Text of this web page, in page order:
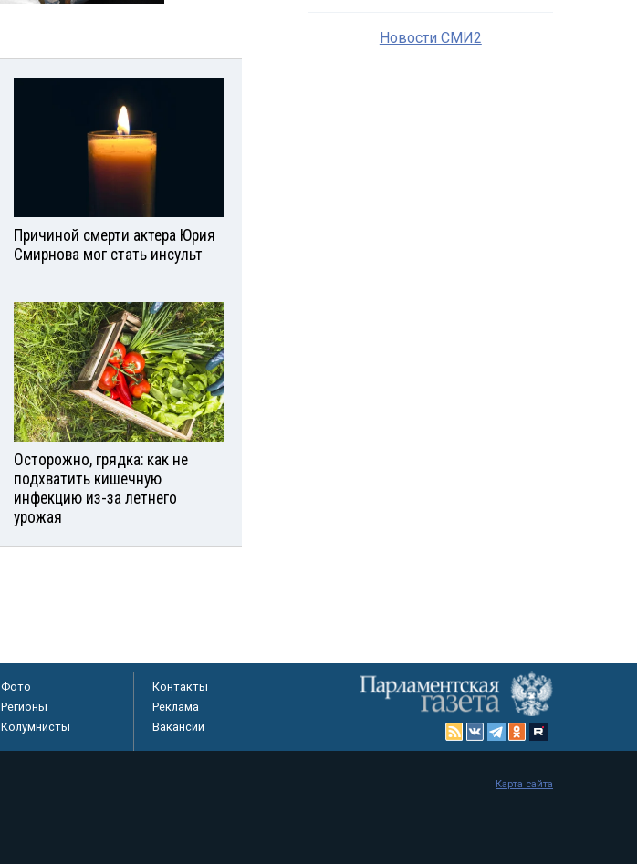
Причиной смерти актера Юрия
Смирнова мог стать инсульт
Осторожно, грядка: как не
подхватить кишечную
инфекцию из-за летнего
урожая
Новости СМИ2
Фото
Регионы
Колумнисты
Контакты
Реклама
Вакансии
Карта сайта